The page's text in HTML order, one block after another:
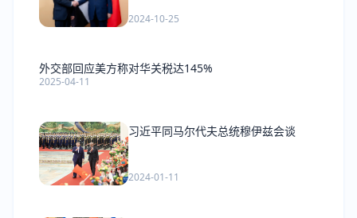
2024-10-25
外交部回应美方称对华关税达145%
2025-04-11
习近平同马尔代夫总统穆伊兹会谈
2024-01-11